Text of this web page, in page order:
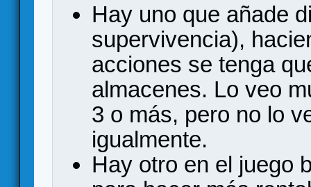
Hay uno que añade
supervivencia),
acciones se tenga
almacenes. Lo veo
3 o más, pero no lo
igualmente.
Hay otro en el juego